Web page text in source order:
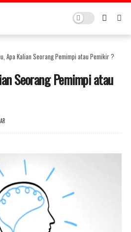
Apa Kalian Seorang Pemimpi atau Pemikir ?
Seorang Pemimpi atau